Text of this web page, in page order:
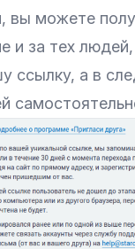
вы можете
и за тех
ссылку, а в